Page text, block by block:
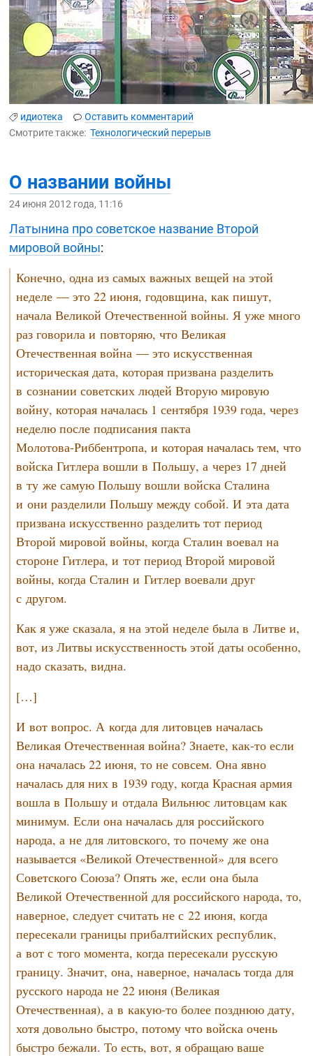
идиотека
Оставить комментарий
Смотрите также:Технологический перерыв
О названии войны
24 июня 2012 года, 11:16
Латынина про советское название Второй
мировой войны:
Конечно, одна из самых важных вещей на этой
неделе — это 22 июня, годовщина, как пишут,
начала Великой Отечественной войны. Я уже много
раз говорила и повторяю, что Великая
Отечественная война — это искусственная
историческая дата, которая призвана разделить
в сознании советских людей Вторую мировую
войну, которая началась 1 сентября 1939 года, через
неделю после подписания пакта
Молотова-Риббентропа, и которая началась тем, что
войска Гитлера вошли в Польшу, а через 17 дней
в ту же самую Польшу вошли войска Сталина
и они разделили Польшу между собой. И эта дата
призвана искусственно разделить тот период
Второй мировой войны, когда Сталин воевал на
стороне Гитлера, и тот период Второй мировой
войны, когда Сталин и Гитлер воевали друг
с другом.
Как я уже сказала, я на этой неделе была в Литве и,
вот, из Литвы искусственность этой даты особенно,
надо сказать, видна.
[…]
И вот вопрос. А когда для литовцев началась
Великая Отечественная война? Знаете,как-то если
она началась 22 июня, то не совсем. Она явно
началась для них в 1939 году, когда Красная армия
вошла в Польшу и отдала Вильнюс литовцам как
минимум. Если она началась для российского
народа, а не для литовского, то почему же она
называется «Великой Отечественной» для всего
Советского Союза? Опять же, если она была
Великой Отечественной для российского народа, то,
наверное, следует считать не с 22 июня, когда
пересекали границы прибалтийских республик,
а вот с того момента, когда пересекали русскую
границу. Значит, она, наверное, началась тогда для
русского народа не 22 июня (Великая
Отечественная), а вкакую-то более позднюю дату,
хотя довольно быстро, потому что войска очень
быстро бежали. То есть, вот, я обращаю ваше